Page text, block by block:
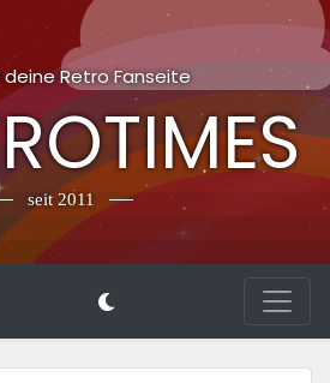
deine Retro Fanseite
seit 2011